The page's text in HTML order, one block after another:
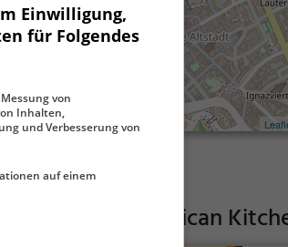
El Burro Mexican
Einwilligung,
für Folgendes
von
Inhalten,
und Verbesserung von
auf einem